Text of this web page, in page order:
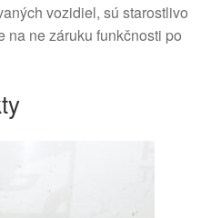
vozidiel, sú starostlivo
na ne záruku funkčnosti po